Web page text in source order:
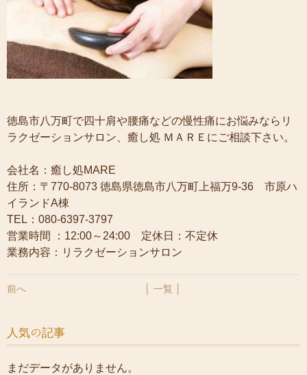
徳島市八万町で四十肩や腰痛などの慢性痛にお悩みならリ
ラクゼーションサロン、癒し処 ＭＡＲＥにご相談下さい。
会社名：癒し処MARE
住所：〒770-8073 徳島県徳島市八万町上福万9-36 市原ハ
イランドA棟
TEL：080-6397-3797
営業時間 ：12:00～24:00 定休日：不定休
業務内容：リラクゼーションサロン
前へ │ 一覧 │
人気の記事
まだデータがありません。